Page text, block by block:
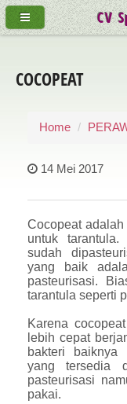
COCOPEAT
Home
14 Mei
Cocopeat
untuk
sudah
yang baik
pasteurisasi.
tarantula seperti
Karena
lebih cepat
bakteri baiknya
yang
pasteurisasi
pakai.
CV